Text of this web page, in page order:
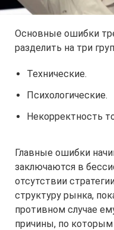
Основные ошибки
разделить на три
Технические.
Психологические.
Некорректность
Главные ошибки
заключаются в
отсутствии
структуру рынка,
противном случае
причины, по